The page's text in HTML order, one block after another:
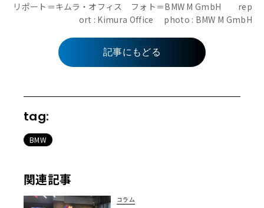
リポート＝キムラ・オフィス フォト＝BMW M GmbH rep
ort : Kimura Office photo : BMW M GmbH
記事にもどる
tag:
BMW
関連記事
コラム